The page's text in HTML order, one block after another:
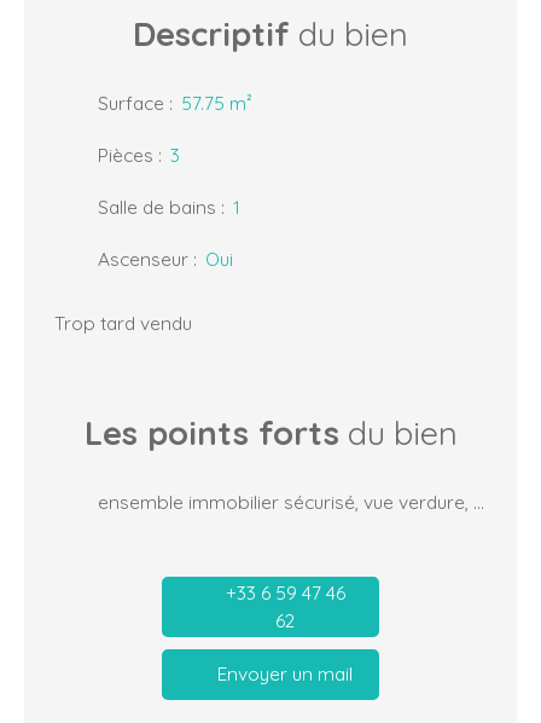
Descriptif du bien
Surface : 57.75 m²
Pièces : 3
Salle de bains : 1
Ascenseur : Oui
Trop tard vendu
Les points forts du bien
ensemble immobilier sécurisé, vue verdure, calme
+33 6 59 47 46
62
Envoyer un mail